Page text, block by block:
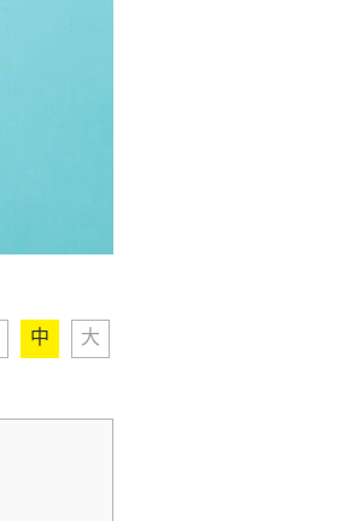
中 大